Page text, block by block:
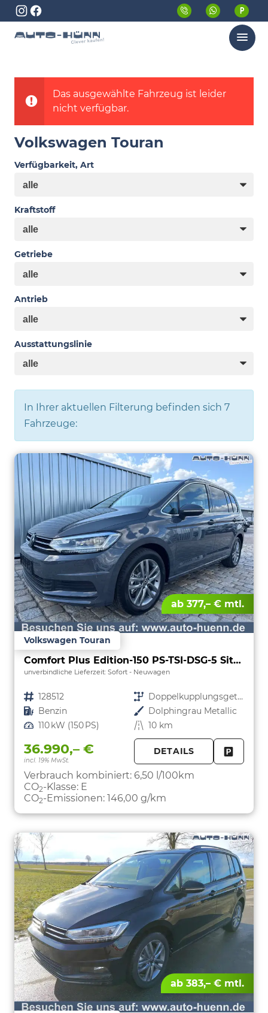
Menü
Das ausgewählte Fahrzeug ist leider
nicht verfügbar.
Volkswagen Touran
Verfügbarkeit, Art
Kraftstoff
Getriebe
Antrieb
Ausstattungslinie
In Ihrer aktuellen Filterung befinden sich 7
Fahrzeuge:
ab 377,– € mtl.
Volkswagen Touran
Comfort Plus Edition-150 PS-TSI-DSG-5 Sitzer-AHK-NAVI-WINTER-LED-KLIMA 3 ZONEN-ALU17"-ACC-PDC2x-KAMERA-sofort
unverbindliche Lieferzeit: Sofort Neuwagen
Fahrzeugnr. 128512 Getriebe
Doppelkupplungsgetriebe (DSG)
Kraftstoff Benzin Außenfarbe Dolphingrau Metallic
Leistung 110 kW (150 PS) Kilometerstand 10 km
36.990,– €
incl. 19% MwSt.
DETAILS
Verbrauch kombiniert: 6,50 l/100km
CO2-Klasse: E
CO2-Emissionen: 146,00 g/km
ab 383,– € mtl.